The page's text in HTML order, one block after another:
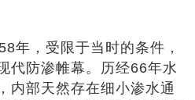
，受限于当时的条件，
代防渗帷幕。历经66年水
内部天然存在细小渗水通